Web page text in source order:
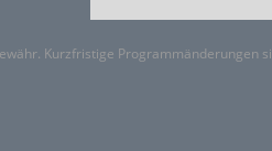
Kurzfristige Programmänderungen